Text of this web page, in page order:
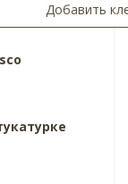
Добавить